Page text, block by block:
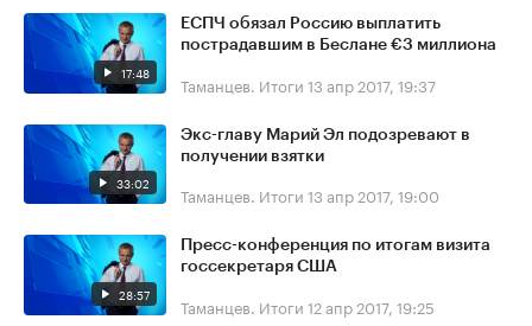
17:48
ЕСПЧ обязал Россию выплатить
пострадавшим в Беслане €3 миллиона
Таманцев. Итоги 13 апр 2017, 19:37
33:02
Экс-главу Марий Эл подозревают в
получении взятки
Таманцев. Итоги 13 апр 2017, 19:00
28:57
Пресс-конференция по итогам визита
госсекретаря США
Таманцев. Итоги 12 апр 2017, 19:25